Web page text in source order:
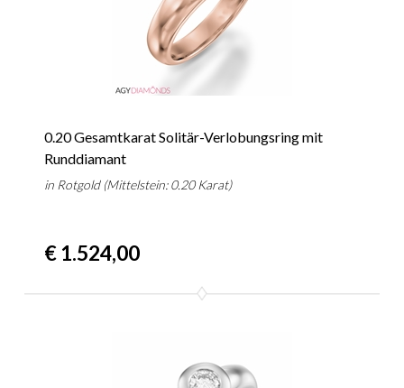
0.20 Gesamtkarat Solitär-Verlobungsring mit
Runddiamant
in Rotgold (Mittelstein: 0.20 Karat)
€ 1.524,00